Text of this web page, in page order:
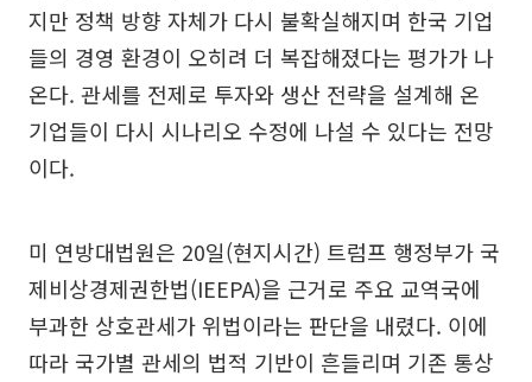
지만 정책 방향 자체가 다시 불확실해지며 한국 기업
들의 경영 환경이 오히려 더 복잡해졌다는 평가가 나
온다. 관세를 전제로 투자와 생산 전략을 설계해 온
기업들이 다시 시나리오 수정에 나설 수 있다는 전망
이다.
미 연방대법원은 20일(현지시간) 트럼프 행정부가 국
제비상경제권한법(IEEPA)을 근거로 주요 교역국에
부과한 상호관세가 위법이라는 판단을 내렸다. 이에
따라 국가별 관세의 법적 기반이 흔들리며 기존 통상